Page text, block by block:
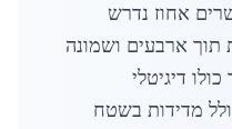
אחוז נדרש
תוך ארבעים ושמונה
התהליך כולו דיגיטלי
מדידות בשטח